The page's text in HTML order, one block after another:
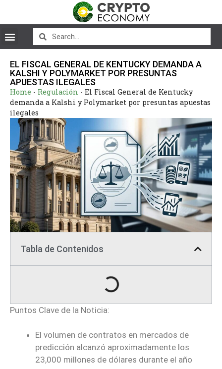
EL FISCAL GENERAL DE KENTUCKY DEMANDA A
KALSHI Y POLYMARKET POR PRESUNTAS
APUESTAS ILEGALES
Home - Regulación - El Fiscal General de Kentucky
demanda a Kalshi y Polymarket por presuntas apuestas
ilegales
Tabla de Contenidos
Puntos Clave de la Noticia:
El volumen de contratos en mercados de
predicción alcanzó aproximadamente los
23,000 millones de dólares durante el año